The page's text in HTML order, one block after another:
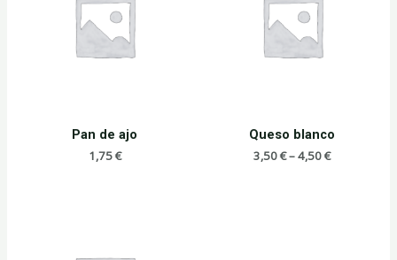
Pan de ajo
1,75€
Queso blanco
3,50€–4,50€